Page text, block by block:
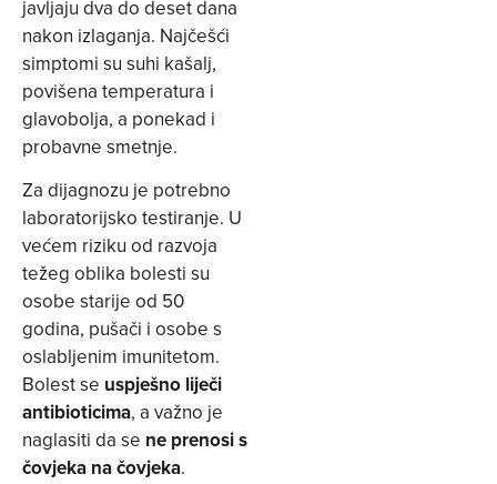
javljaju dva do deset dana
nakon izlaganja. Najčešći
simptomi su suhi kašalj,
povišena temperatura i
glavobolja, a ponekad i
probavne smetnje.
Za dijagnozu je potrebno
laboratorijsko testiranje. U
većem riziku od razvoja
težeg oblika bolesti su
osobe starije od 50
godina, pušači i osobe s
oslabljenim imunitetom.
Bolest se uspješno liječi
antibioticima, a važno je
naglasiti da se ne prenosi s
čovjeka na čovjeka.